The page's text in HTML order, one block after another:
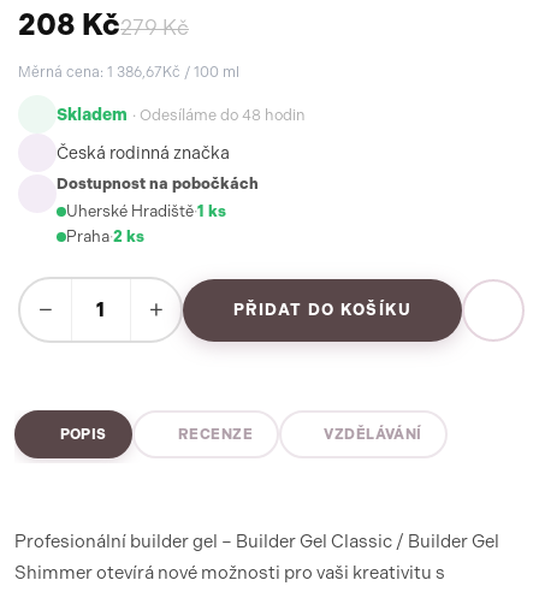
208 Kč279 Kč
Měrná cena: 1 386,67Kč / 100 ml
Skladem · Odesíláme do 48 hodin
Česká rodinná značka
Dostupnost na pobočkách
Uherské Hradiště·1 ks
Praha·2 ks
− + PŘIDAT DO KOŠÍKU
POPIS RECENZE VZDĚLÁVÁNÍ
Profesionální builder gel – Builder Gel Classic / Builder Gel
Shimmer otevírá nové možnosti pro vaši kreativitu s